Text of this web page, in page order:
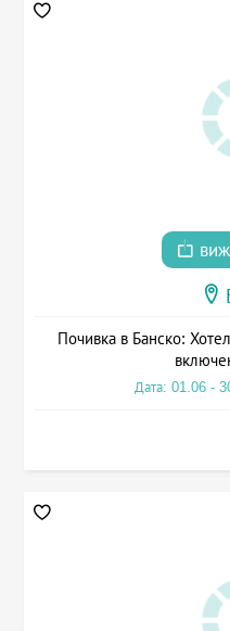
Почивка в Банско:
Дата: 01.06 -